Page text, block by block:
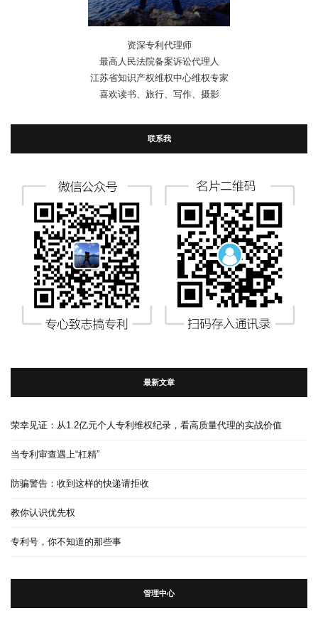
资深专利代理师
最高人民法院备案诉讼代理人
江苏省知识产权维权中心维权专家
喜欢读书、旅行、写作、摄影
联系我
最新文章
荣幸见证：从1.2亿元个人专利维权纪录，看高质量代理的实战价值
当专利审查遇上“杠精”
防骗警告：收到这样的快递请拒收
教你认识优先权
专利号，你不知道的那些事
管理中心